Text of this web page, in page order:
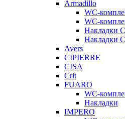
Armadillo
WC-
WC-
Накладки
Накладки
Avers
CIPIERRE
CISA
Crit
FUARO
WC-
Накладки
IMPERO